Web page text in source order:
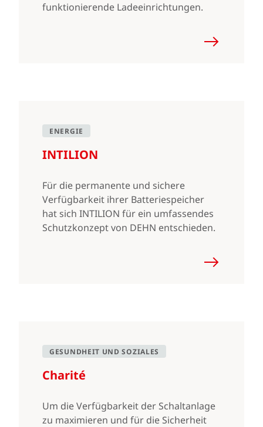
funktionierende Ladeeinrichtungen.
ENERGIE
INTILION
Für die permanente und sichere
Verfügbarkeit ihrer Batteriespeicher
hat sich INTILION für ein umfassendes
Schutzkonzept von DEHN entschieden.
GESUNDHEIT UND SOZIALES
Charité
Um die Verfügbarkeit der Schaltanlage
zu maximieren und für die Sicherheit